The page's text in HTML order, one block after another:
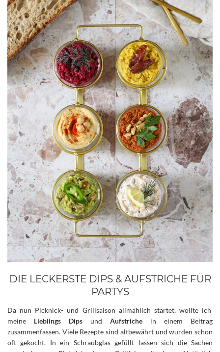
DIE LECKERSTE DIPS & AUFSTRICHE FÜR
PARTYS
Da nun Picknick- und Grillsaison allmählich startet, wollte ich
meine Lieblings Dips und Aufstriche in einem Beitrag
zusammenfassen. Viele Rezepte sind altbewährt und wurden schon
oft gekocht. In ein Schraubglas gefüllt lassen sich die Sachen